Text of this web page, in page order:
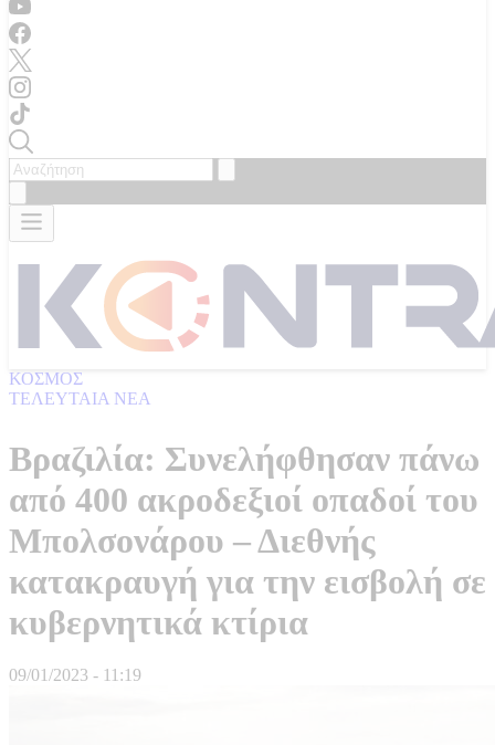
ΚΟΣΜΟΣ
ΤΕΛΕΥΤΑΙΑ ΝΕΑ
Βραζιλία: Συνελήφθησαν πάνω
από 400 ακροδεξιοί οπαδοί του
Μπολσονάρου – Διεθνής
κατακραυγή για την εισβολή σε
κυβερνητικά κτίρια
09/01/2023 - 11:19